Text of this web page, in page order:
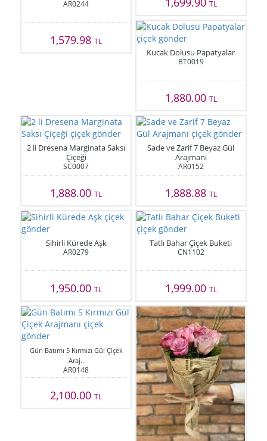
AR0244
1,579.98TL
TL
Kucak Dolusu Papatyalar
BT0019
1,880.00 TL
2 li Dresena Marginata Saksı
Çiçeği
SC0007
1,888.00TL
Sade ve Zarif 7 Beyaz Gül
Arajmanı
AR0152
1,888.88 TL
Sihirli Kürede Aşk
AR0279
1,950.00TL
Tatlı Bahar Çiçek Buketi
CN1102
1,999.00 TL
Gün Batımı 5 Kırmızı Gül Çiçek
Araj..
AR0148
2,100.00TL